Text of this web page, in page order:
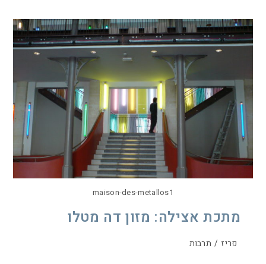
maison-des-metallos1
מתכת אצילה: מזון דה מטלו
פריז / תרבות